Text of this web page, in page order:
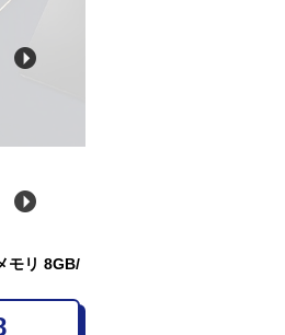
モリ 8GB/